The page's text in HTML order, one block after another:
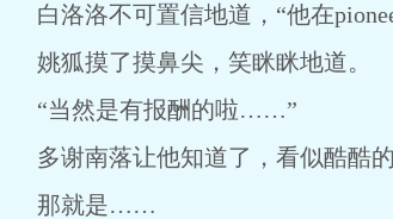
白洛洛不可置信地道，“他在
姚狐摸了摸鼻尖，笑眯眯地道。
“当然是有报酬的啦……”
多谢南落让他知道了，看似酷酷的
那就是……